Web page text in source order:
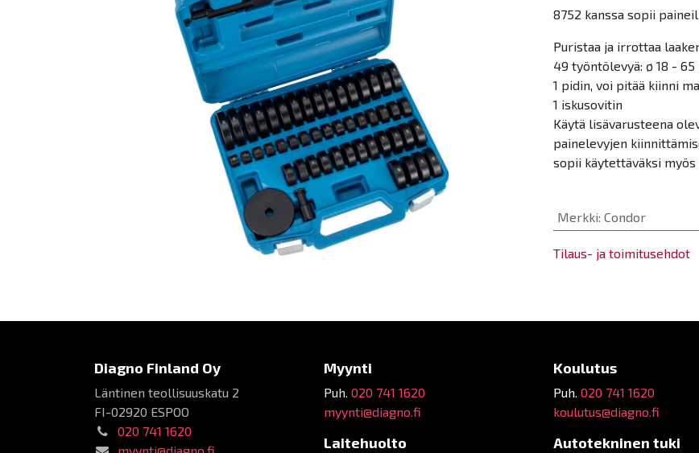
8752 kanssa sopii
Puristaa ja irrottaa
49 työntölevyä: ø 18 -
1 pidin, voi pitää kiinni
1 iskusovitin
Käytä lisävarusteena
painelevyjen
sopii käytettäväksi
Merkki: Condor
Tilaus- ja toimitusehdot
Diagno Finland Oy
Läntinen teollisuuskatu 2
FI-02920 ESPOO
020 741 1620
Myynti
Puh. 020 741 1620
myynti@diagno.fi
Laitehuolto
Koulutus
Puh. 020 741 1620
koulutus@diagno.fi
Autotekninen tuki